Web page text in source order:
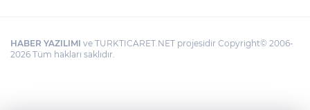
HABER YAZILIMI ve TURKTICARET.NET projesidir Copyright© 2006-
2026 Tüm hakları saklıdır.